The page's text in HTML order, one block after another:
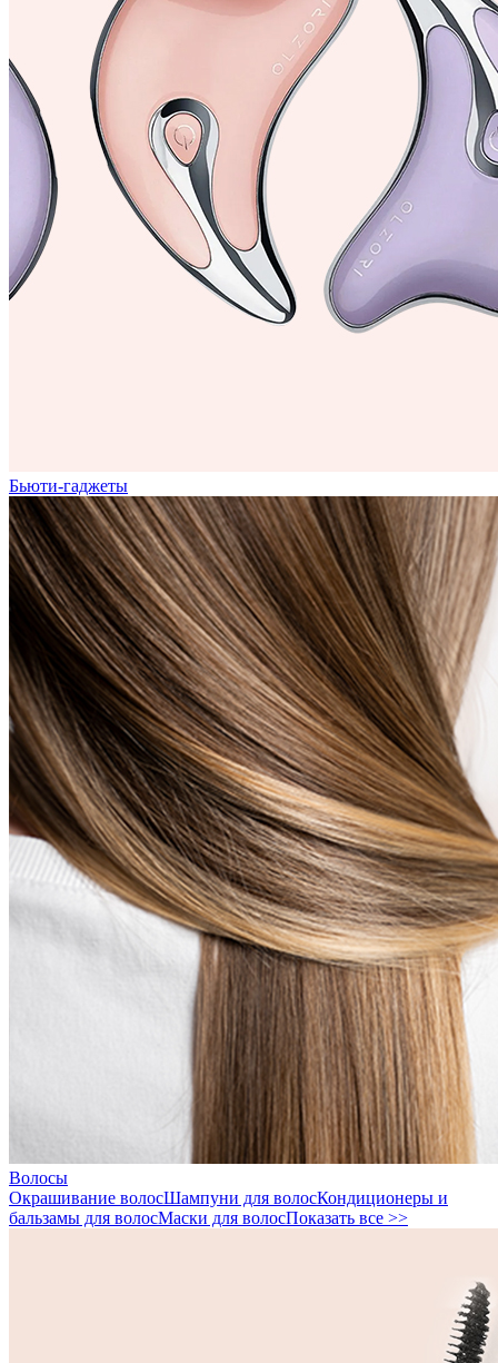
Бьюти-гаджеты
Волосы
Окрашивание волосШампуни для волосКондиционеры и
бальзамы для волосМаски для волосПоказать все >>